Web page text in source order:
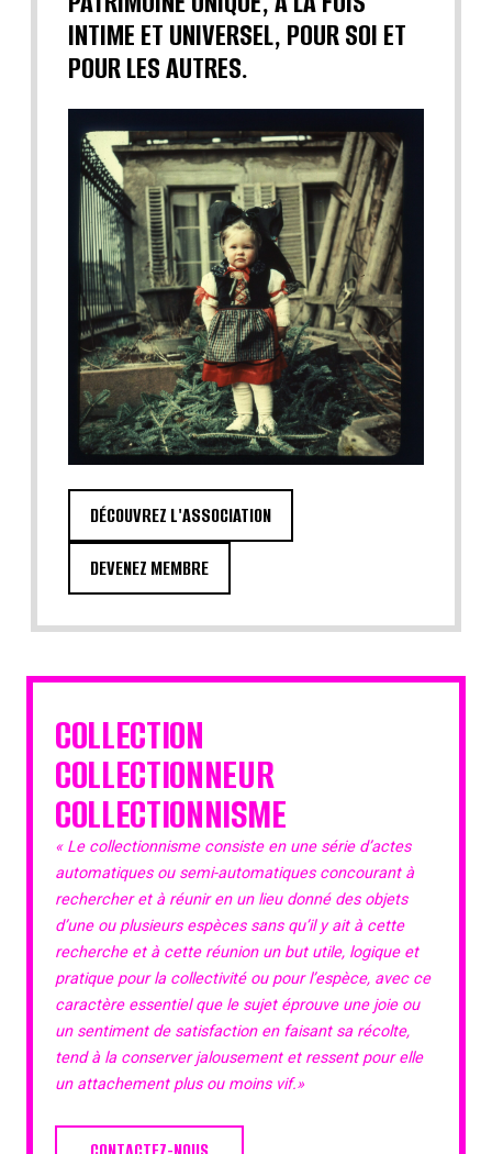
INTIME ET UNIVERSEL, POUR SOI ET
POUR LES AUTRES.
DÉCOUVREZ L'ASSOCIATION
DEVENEZ MEMBRE
COLLECTION
COLLECTIONNEUR
COLLECTIONNISME
« Le collectionnisme consiste en une série d’actes
automatiques ou semi-automatiques concourant à
rechercher et à réunir en un lieu donné des objets
d’une ou plusieurs espèces sans qu’il y ait à cette
recherche et à cette réunion un but utile, logique et
pratique pour la collectivité ou pour l’espèce, avec ce
caractère essentiel que le sujet éprouve une joie ou
un sentiment de satisfaction en faisant sa récolte,
tend à la conserver jalousement et ressent pour elle
un attachement plus ou moins vif.»